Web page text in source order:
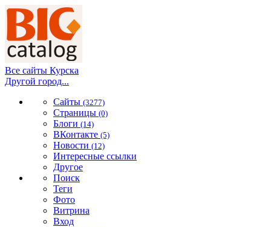
Все сайты Курска
Другой город...
Сайты (3277)
Страницы (0)
Блоги (14)
ВКонтакте (5)
Новости (12)
Интересные ссылки
Другое
Поиск
Теги
Фото
Витрина
Вход